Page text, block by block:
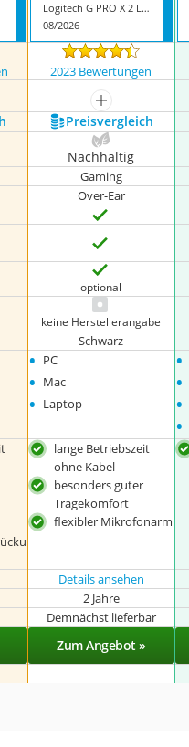
Logitech G PRO X 2 Lightspeed
08/2026
2023 Bewertungen
mehr anzeigen
Preis­vergleich
Nachhaltig
Gaming
Over-Ear
optional
keine Herstellerangabe
Schwarz
• PC
• Mac
• Laptop
•
•
•
•
lange Betriebszeit
ohne Kabel
besonders guter
Tragekomfort
flexibler Mikrofonarm
Details ansehen
2 Jahre
Demnächst lieferbar
Zum Angebot »